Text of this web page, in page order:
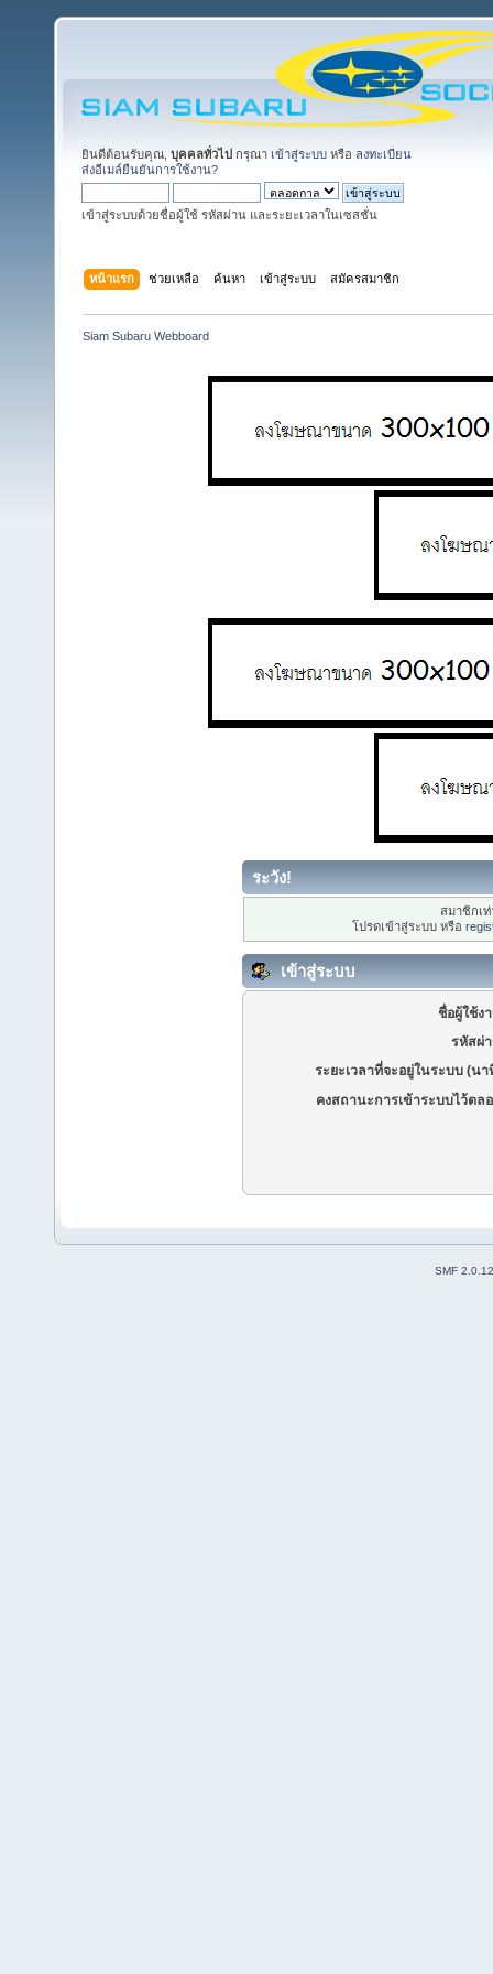
ยินดีต้อนรับคุณ, บุคคลทั่วไป กรุณา เข้าสู่ระบบ หรือ ลงทะเบียน
ส่งอีเมล์ยืนยันการใช้งาน?
เข้าสู่ระบบด้วยชื่อผู้ใช้ รหัสผ่าน และระยะเวลาในเซสชั่น
หน้าแรก ช่วยเหลือ ค้นหา เข้าสู่ระบบ สมัครสมาชิก
Siam Subaru Webboard
ระวัง!
สมาชิกเ
โปรดเข้าสู่ระบบ หรือ
เข้าสู่ระบบ
ชื่อผู้ใช้ง
รหัสผ่
ระยะเวลาที่จะอยู่ในระบบ (นา
คงสถานะการเข้าระบบไว้ตล
SMF 2.0.12